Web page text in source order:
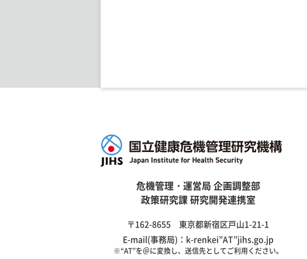
危機管理・運営局 企画調整部
政策研究課 研究開発連携室
〒162-8655 東京都新宿区戸山1-21-1
E-mail(事務局)：k-renkei”AT”jihs.go.jp
※“AT”を＠に変換し、送信先としてご利用ください。